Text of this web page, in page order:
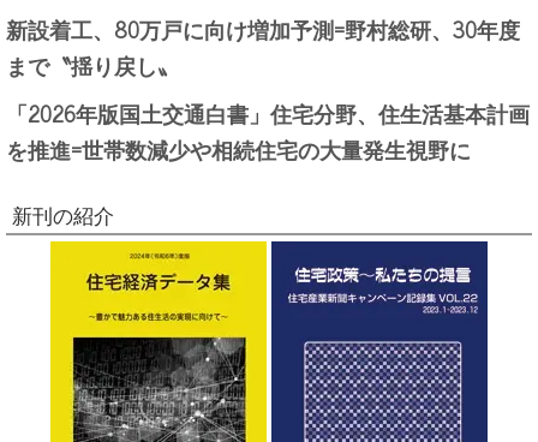
新設着工、80万戸に向け増加予測=野村総研、30年度
まで〝揺り戻し〟
「2026年版国土交通白書」住宅分野、住生活基本計画
を推進=世帯数減少や相続住宅の大量発生視野に
新刊の紹介